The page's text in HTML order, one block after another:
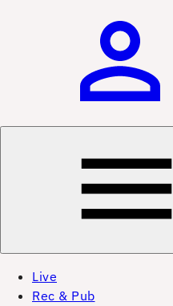
Live
Rec & Pub